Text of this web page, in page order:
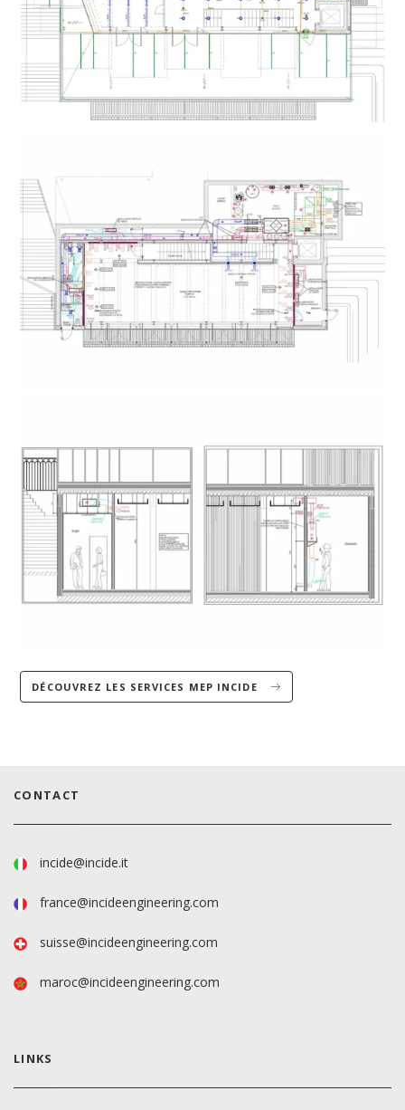
DÉCOUVREZ LES SERVICES MEP INCIDE
CONTACT
incide@incide.it
france@incideengineering.com
suisse@incideengineering.com
maroc@incideengineering.com
LINKS